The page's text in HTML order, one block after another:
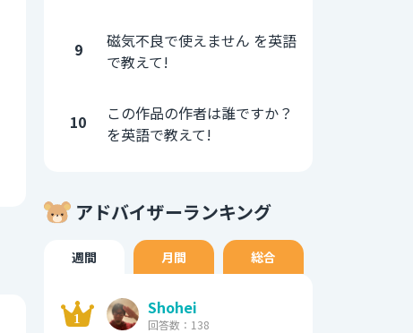
9
磁気不良で使えません を英語
で教えて!
10
この作品の作者は誰ですか？
を英語で教えて!
アドバイザーランキング
週間 月間 総合
Shohei
回答数：138